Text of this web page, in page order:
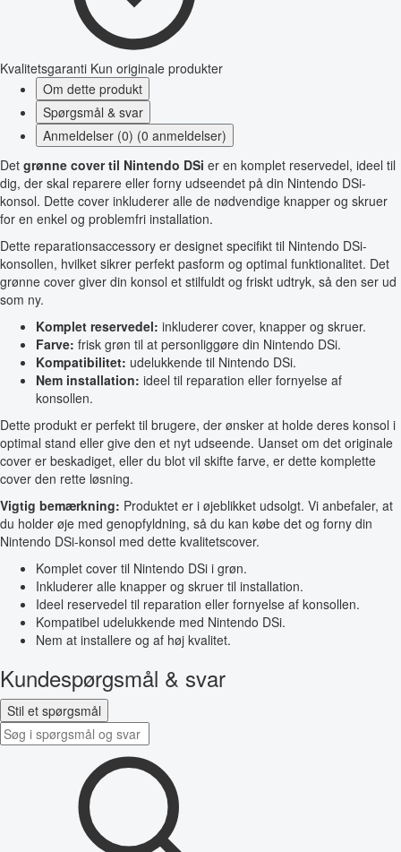
Kvalitetsgaranti Kun originale produkter
Om dette produkt
Spørgsmål & svar
Anmeldelser (0) (0 anmeldelser)
Det grønne cover til Nintendo DSi er en komplet reservedel, ideel til
dig, der skal reparere eller forny udseendet på din Nintendo DSi-
konsol. Dette cover inkluderer alle de nødvendige knapper og skruer
for en enkel og problemfri installation.
Dette reparationsaccessory er designet specifikt til Nintendo DSi-
konsollen, hvilket sikrer perfekt pasform og optimal funktionalitet. Det
grønne cover giver din konsol et stilfuldt og friskt udtryk, så den ser ud
som ny.
Komplet reservedel: inkluderer cover, knapper og skruer.
Farve: frisk grøn til at personliggøre din Nintendo DSi.
Kompatibilitet: udelukkende til Nintendo DSi.
Nem installation: ideel til reparation eller fornyelse af
konsollen.
Dette produkt er perfekt til brugere, der ønsker at holde deres konsol i
optimal stand eller give den et nyt udseende. Uanset om det originale
cover er beskadiget, eller du blot vil skifte farve, er dette komplette
cover den rette løsning.
Vigtig bemærkning: Produktet er i øjeblikket udsolgt. Vi anbefaler, at
du holder øje med genopfyldning, så du kan købe det og forny din
Nintendo DSi-konsol med dette kvalitetscover.
Komplet cover til Nintendo DSi i grøn.
Inkluderer alle knapper og skruer til installation.
Ideel reservedel til reparation eller fornyelse af konsollen.
Kompatibel udelukkende med Nintendo DSi.
Nem at installere og af høj kvalitet.
Kundespørgsmål & svar
Stil et spørgsmål